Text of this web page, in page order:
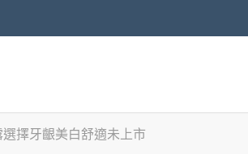
擇牙齦美白舒適未上市